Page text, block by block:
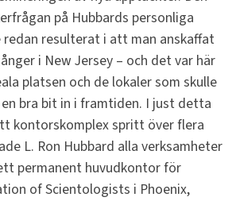
på Hubbards personliga
resulterat i att man anskaffat
i New Jersey – och det var här
platsen och de lokaler som skulle
bra bit in i framtiden. I just detta
kontorskomplex spritt över flera
L. Ron Hubbard alla verksamheter
permanent huvudkontor för
of Scientologists i Phoenix,